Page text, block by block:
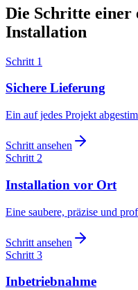
Die Schritte einer
Installation
Schritt 1
Sichere Lieferung
Ein auf jedes Projekt
Schritt ansehen
Schritt 2
Installation vor Ort
Eine saubere, präzise und
Schritt ansehen
Schritt 3
Inbetriebnahme